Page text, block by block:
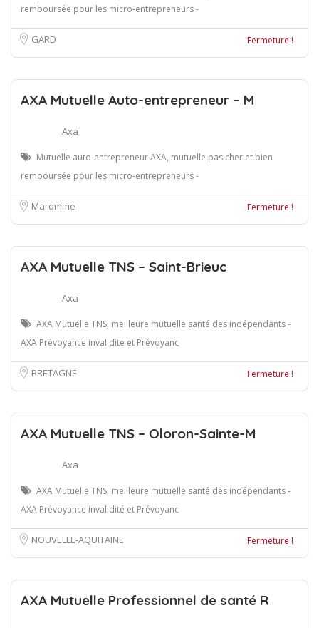
remboursée pour les micro-entrepreneurs -
GARD Fermeture !
AXA Mutuelle Auto-entrepreneur – M
Axa
Mutuelle auto-entrepreneur AXA, mutuelle pas cher et bien
remboursée pour les micro-entrepreneurs -
Maromme Fermeture !
AXA Mutuelle TNS – Saint-Brieuc
Axa
AXA Mutuelle TNS, meilleure mutuelle santé des indépendants -
AXA Prévoyance invalidité et Prévoyanc
BRETAGNE Fermeture !
AXA Mutuelle TNS – Oloron-Sainte-M
Axa
AXA Mutuelle TNS, meilleure mutuelle santé des indépendants -
AXA Prévoyance invalidité et Prévoyanc
NOUVELLE-AQUITAINE Fermeture !
AXA Mutuelle Professionnel de santé R